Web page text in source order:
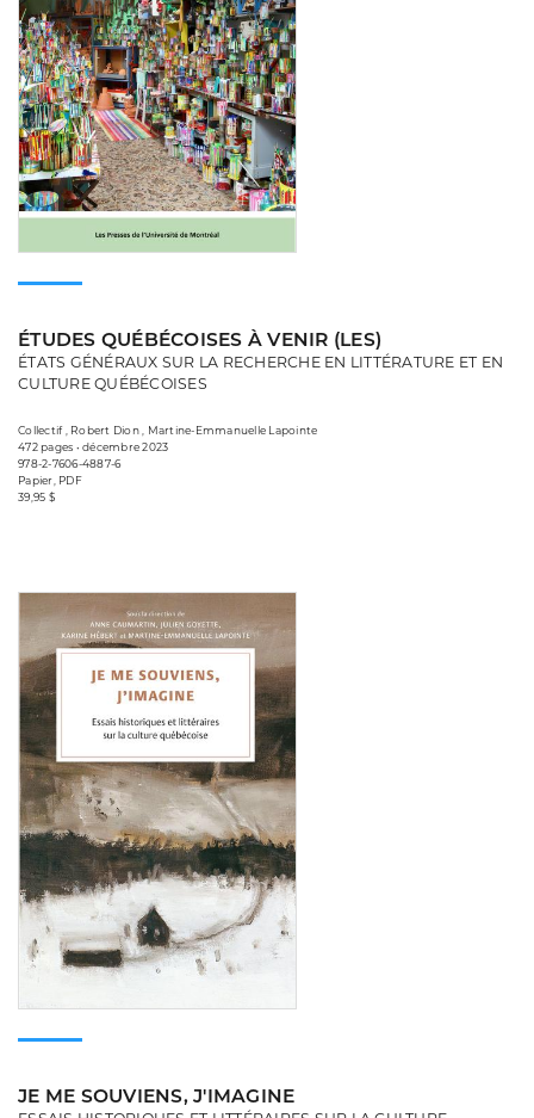
ÉTUDES QUÉBÉCOISES À VENIR (LES)
ÉTATS GÉNÉRAUX SUR LA RECHERCHE EN LITTÉRATURE ET EN
CULTURE QUÉBÉCOISES
Collectif , Robert Dion , Martine-Emmanuelle Lapointe
472 pages • décembre 2023
978-2-7606-4887-6
Papier, PDF
39,95 $
JE ME SOUVIENS, J'IMAGINE